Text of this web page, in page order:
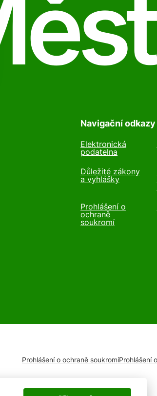
Navigační odkazy
Elektronická
podatelna
Důležité zákony
a vyhlášky
Prohlášení o
ochraně
soukromí
Prohlášení o ochraně soukromíProhlášení